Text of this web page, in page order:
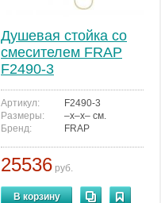
Душевая стойка со
смесителем FRAP
F2490-3
Артикул:
F2490-3
Размеры:
–x–x– см.
Бренд:
FRAP
25536 руб.
В корзину